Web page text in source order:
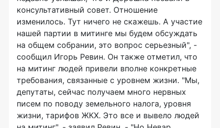
консультативный совет. Отношение
изменилось. Тут ничего не скажешь. А участие
нашей партии в митинге мы будем обсуждать
на общем собрании, это вопрос серьезный", -
сообщил Игорь Ревин. Он также отметил, что
на митинг людей привели вполне конкретные
требования, связанные с уровнем жизни. "Мы,
депутаты, сейчас получаем много нервных
писем по поводу земельного налога, уровня
жизни, тарифов ЖКХ. Это все и вывело людей